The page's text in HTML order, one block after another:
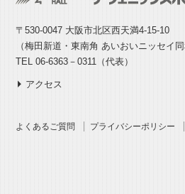
〒530-0047 大阪市北区西天満4-15-10
（梅田新道・東南角 あいおいニッセイ
TEL 06-6363－0311（代表）
アクセス
よくあるご質問 プライバシーポリシー